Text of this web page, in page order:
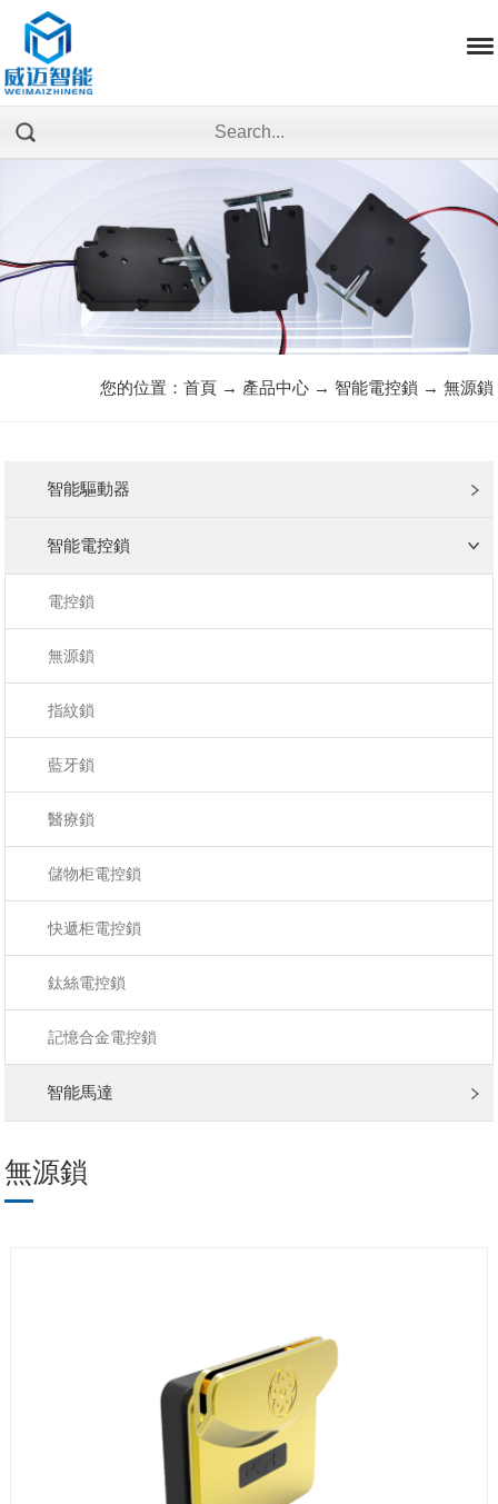
您的位置： 首頁→ 產品中心→ 智能電控鎖 → 無源鎖
智能驅動器
智能電控鎖
電控鎖
無源鎖
指紋鎖
藍牙鎖
醫療鎖
儲物柜電控鎖
快遞柜電控鎖
鈦絲電控鎖
記憶合金電控鎖
智能馬達
無源鎖